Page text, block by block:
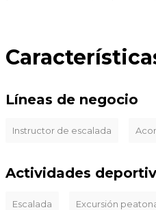
Líneas de negocio
Instructor de escalada
Actividades
Escalada Excursión